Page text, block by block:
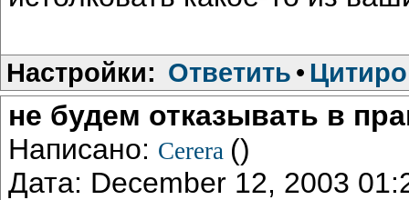
Настройки: Ответить •
не будем отказывать в
Написано: Cerera ()
Дата: December 12, 2003